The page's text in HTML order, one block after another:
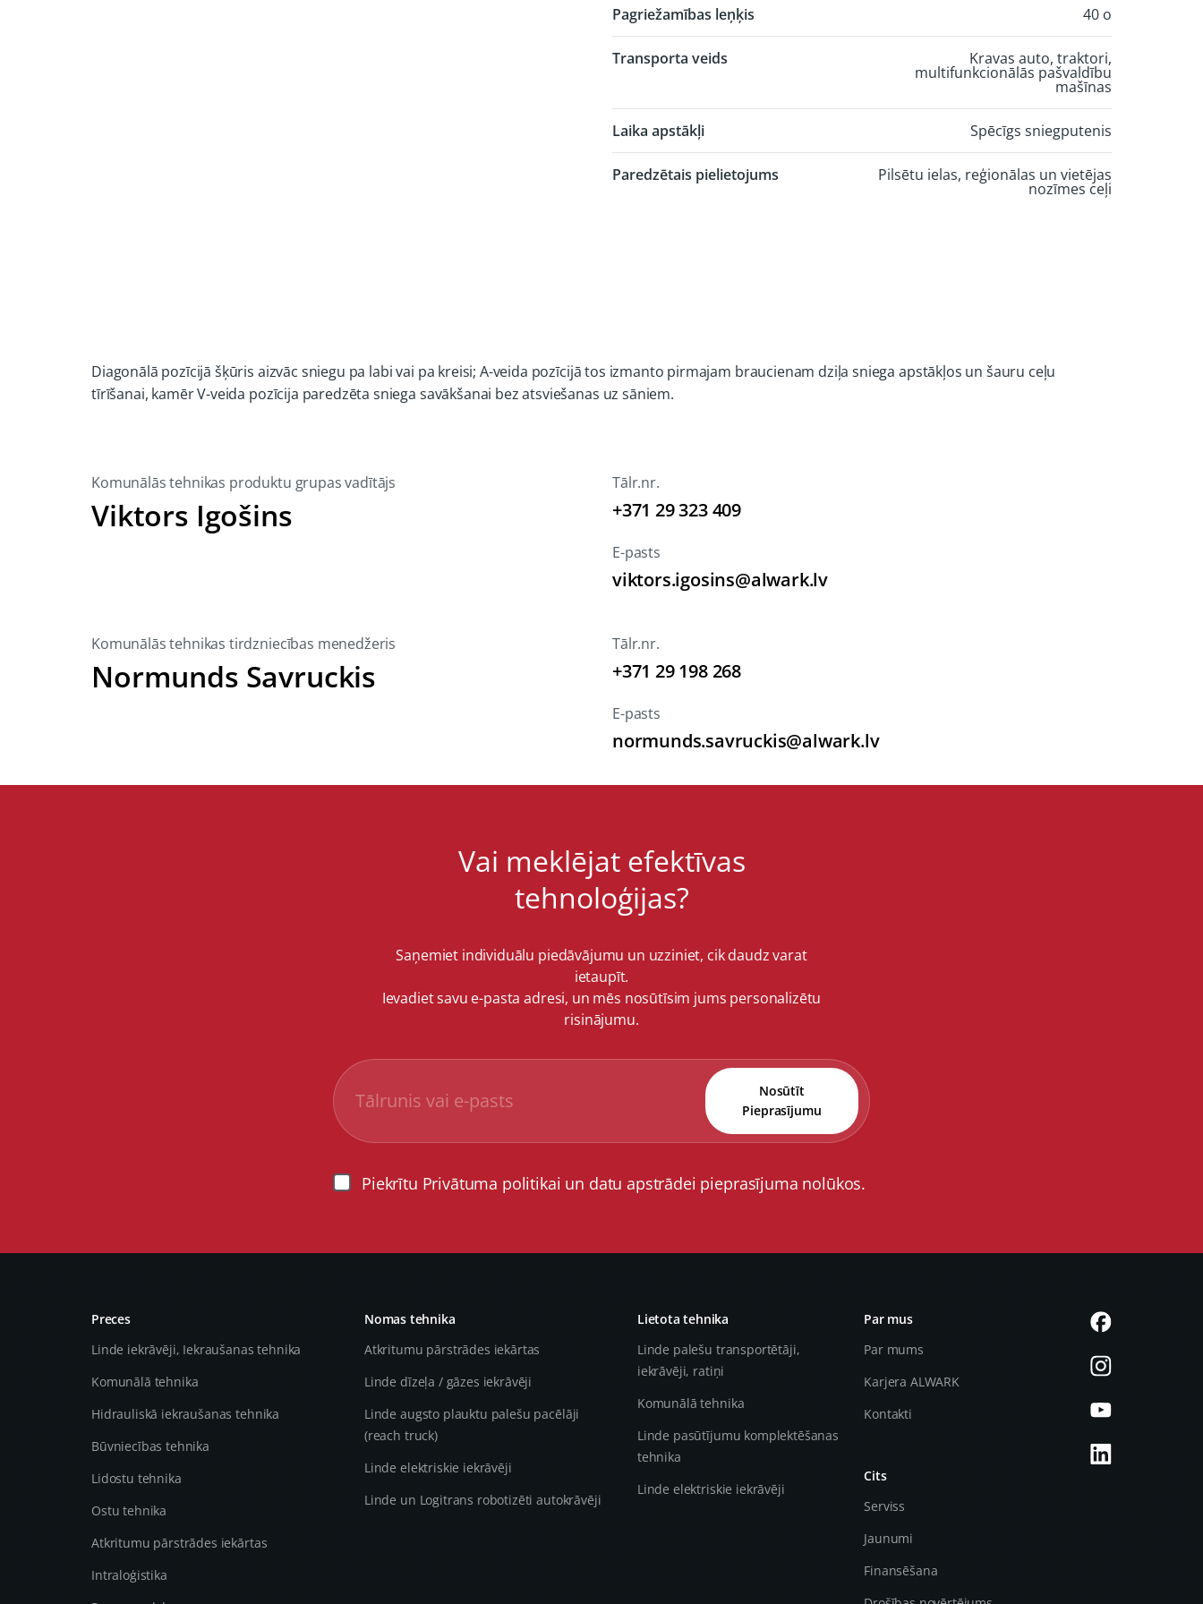
Pagriežamības leņķis 40 o
Transporta veids Kravas auto, traktori,
multifunkcionālās pašvaldību
mašīnas
Laika apstākļi Spēcīgs sniegputenis
Paredzētais pielietojums Pilsētu ielas, reģionālas un vietējas
nozīmes ceļi
Diagonālā pozīcijā šķūris aizvāc sniegu pa labi vai pa kreisi; A-veida pozīcijā tos izmanto pirmajam braucienam dziļa sniega apstākļos un šauru ceļu
tīrīšanai, kamēr V-veida pozīcija paredzēta sniega savākšanai bez atsviešanas uz sāniem.
Komunālās tehnikas produktu grupas vadītājs
Viktors Igošins
Tālr.nr.
+371 29 323 409
E-pasts
viktors.igosins@alwark.lv
Komunālās tehnikas tirdzniecības menedžeris
Normunds Savruckis
Tālr.nr.
+371 29 198 268
E-pasts
normunds.savruckis@alwark.lv
Vai meklējat efektīvas
tehnoloģijas?
Saņemiet individuālu piedāvājumu un uzziniet, cik daudz varat
ietaupīt.
Ievadiet savu e-pasta adresi, un mēs nosūtīsim jums personalizētu
risinājumu.
Nosūtīt
Pieprasījumu
Piekrītu Privātuma politikai un datu apstrādei pieprasījuma nolūkos.
Preces
Linde iekrāvēji, Iekraušanas tehnika
Komunālā tehnika
Hidrauliskā iekraušanas tehnika
Būvniecības tehnika
Lidostu tehnika
Ostu tehnika
Atkritumu pārstrādes iekārtas
Intraloģistika
Nomas tehnika
Atkritumu pārstrādes iekārtas
Linde dīzeļa / gāzes iekrāvēji
Linde augsto plauktu palešu pacēlāji
(reach truck)
Linde elektriskie iekrāvēji
Linde un Logitrans robotizēti autokrāvēji
Lietota tehnika
Linde palešu transportētāji,
iekrāvēji, ratiņi
Komunālā tehnika
Linde pasūtījumu komplektēšanas
tehnika
Linde elektriskie iekrāvēji
Par mus
Par mums
Karjera ALWARK
Kontakti
Cits
Serviss
Jaunumi
Finansēšana